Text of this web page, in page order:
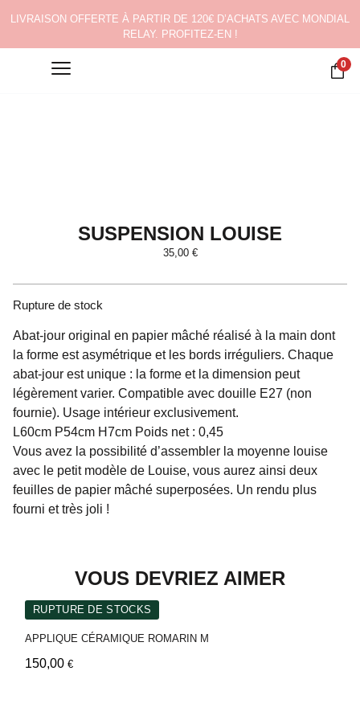
LIVRAISON OFFERTE À PARTIR DE 120€ D’ACHATS AVEC MONDIAL
RELAY. PROFITEZ-EN !
0
SUSPENSION LOUISE
35,00 €
Rupture de stock
Abat-jour original en papier mâché réalisé à la main dont
la forme est asymétrique et les bords irréguliers. Chaque
abat-jour est unique : la forme et la dimension peut
légèrement varier. Compatible avec douille E27 (non
fournie). Usage intérieur exclusivement.
L60cm P54cm H7cm Poids net : 0,45
Vous avez la possibilité d’assembler la moyenne louise
avec le petit modèle de Louise, vous aurez ainsi deux
feuilles de papier mâché superposées. Un rendu plus
fourni et très joli !
VOUS DEVRIEZ AIMER
RUPTURE DE STOCKS
APPLIQUE CÉRAMIQUE ROMARIN M
150,00 €